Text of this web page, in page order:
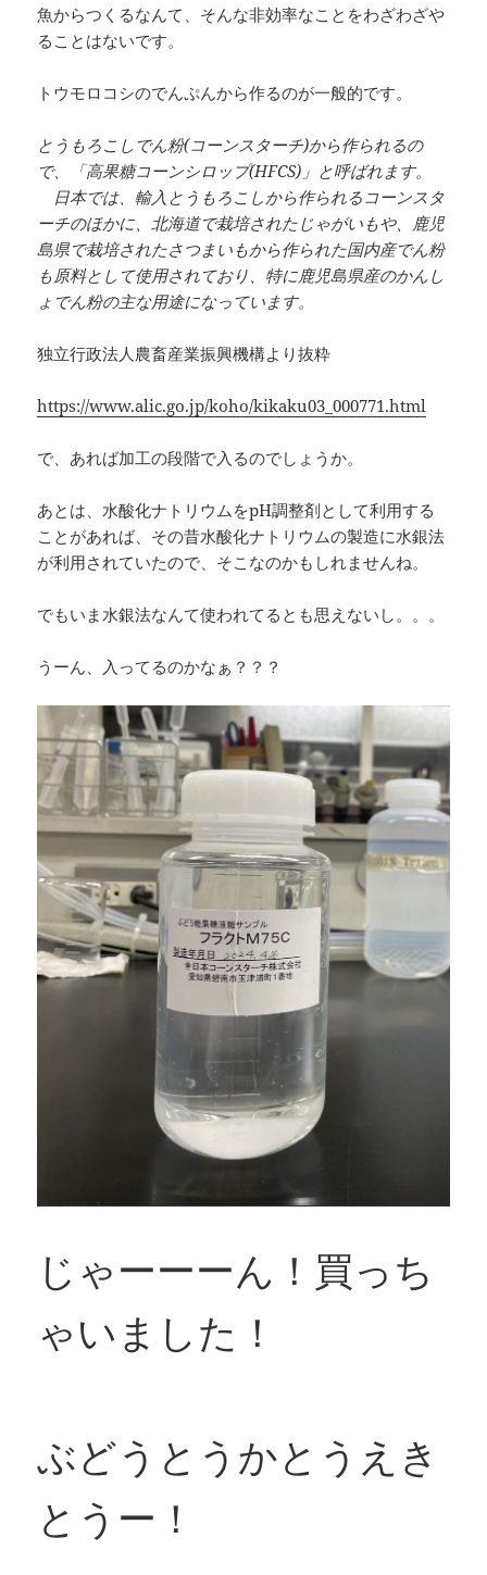
魚からつくるなんて、そんな非効率なことをわざわざや
ることはないです。
トウモロコシのでんぷんから作るのが一般的です。
とうもろこしでん粉(コーンスターチ)から作られるの
で、「高果糖コーンシロップ(HFCS)」と呼ばれます。
日本では、輸入とうもろこしから作られるコーンスタ
ーチのほかに、北海道で栽培されたじゃがいもや、鹿児
島県で栽培されたさつまいもから作られた国内産でん粉
も原料として使用されており、特に鹿児島県産のかんし
ょでん粉の主な用途になっています。
独立行政法人農畜産業振興機構より抜粋
https://www.alic.go.jp/koho/kikaku03_000771.html
で、あれば加工の段階で入るのでしょうか。
あとは、水酸化ナトリウムをpH調整剤として利用する
ことがあれば、その昔水酸化ナトリウムの製造に水銀法
が利用されていたので、そこなのかもしれませんね。
でもいま水銀法なんて使われてるとも思えないし。。。
うーん、入ってるのかなぁ？？？
じゃーーーん！買っち
ゃいました！
ぶどうとうかとうえき
とうー！